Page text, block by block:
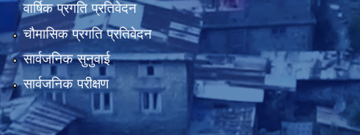
वार्षिक प्रगति प्रतिवेदन
चौमासिक प्रगति प्रतिवेदन
सार्वजनिक सुनुवाई
सार्वजनिक परीक्षण